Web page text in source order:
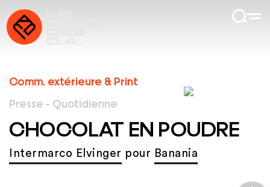
Comm. extérieure & Print
Presse - Quotidienne
CHOCOLAT EN POUDRE
Intermarco Elvinger pour Banania